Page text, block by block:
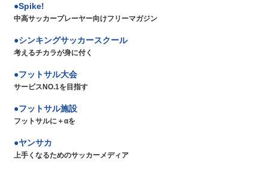
Spike!
中高サッカープレーヤー向けフリーマガジン
シンキングサッカースクール
考えるチカラが身に付く
フットサル大会
サービスNO.1を目指す
フットサル施設
フットサルに＋αを
ヤンサカ
上手くなるためのサッカーメディア